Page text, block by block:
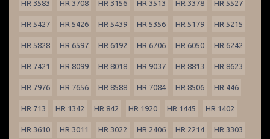
HR 3583 HR 3708 HR 3156 HR 3513 HR 3378 HR 5527
HR 5427 HR 5426 HR 5439 HR 5356 HR 5179 HR 5215
HR 5828 HR 6597 HR 6192 HR 6706 HR 6050 HR 6242
HR 7421 HR 8099 HR 8018 HR 9037 HR 8813 HR 8623
HR 7976 HR 7656 HR 8588 HR 7084 HR 8506 HR 446
HR 713 HR 1342 HR 842 HR 1920 HR 1445 HR 1402
HR 3610 HR 3011 HR 3022 HR 2406 HR 2214 HR 3303